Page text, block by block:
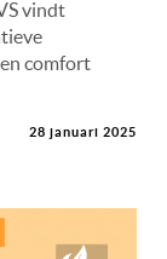
vindt
comfort
28 januari 2025